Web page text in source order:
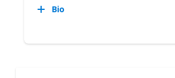
Bio